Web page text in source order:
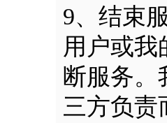
9、结束
用户或
断服务。
三方负责